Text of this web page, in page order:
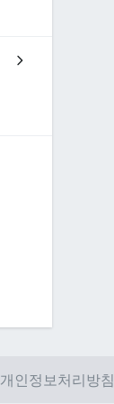
개인정보처리방침